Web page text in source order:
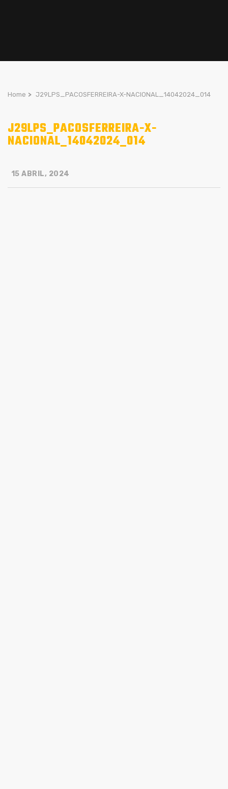
Home > J29LPS_PACOSFERREIRA-X-NACIONAL_14042024_014
J29LPS_PACOSFERREIRA-X-
NACIONAL_14042024_014
15 ABRIL, 2024